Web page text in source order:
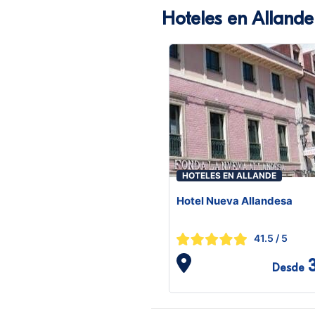
Hoteles en Allande
HOTELES EN ALLANDE
Hotel Nueva Allandesa
41.5 / 5
Desde